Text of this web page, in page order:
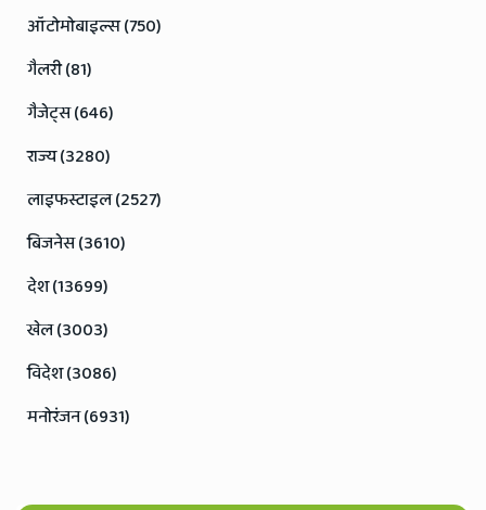
ऑटोमोबाइल्स (750)
गैलरी (81)
गैजेट्स (646)
राज्य (3280)
लाइफस्टाइल (2527)
बिजनेस (3610)
देश (13699)
खेल (3003)
विदेश (3086)
मनोरंजन (6931)